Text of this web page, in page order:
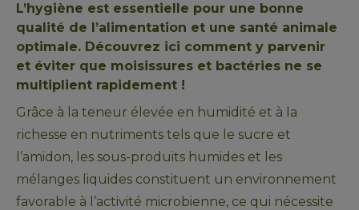
L’hygiène est essentielle pour une bonne
qualité de l’alimentation et une santé animale
optimale. Découvrez ici comment y parvenir
et éviter que moisissures et bactéries ne se
multiplient rapidement !
Grâce à la teneur élevée en humidité et à la
richesse en nutriments tels que le sucre et
l’amidon, les sous-produits humides et les
mélanges liquides constituent un environnement
favorable à l’activité microbienne, ce qui nécessite